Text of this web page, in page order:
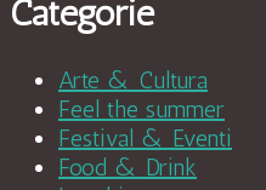
Categorie
Arte & Cultura
Feel the summer
Festival & Eventi
Food & Drink